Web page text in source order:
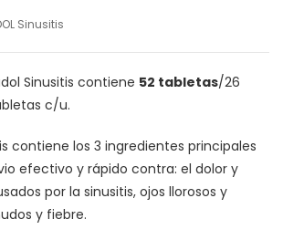
Sinusitis
Sinusitis contiene 52 tabletas/26
c/u.
contiene los 3 ingredientes principales
efectivo y rápido contra: el dolor y
por la sinusitis, ojos llorosos y
y fiebre.